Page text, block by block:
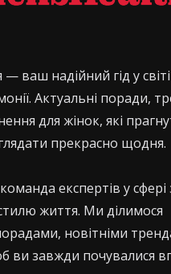
ваш надійний гід у
Актуальні поради,
для жінок, які
прекрасно щодня.
експертів у сфері
життя. Ми ділимося
новітніми
ви завжди почувалися